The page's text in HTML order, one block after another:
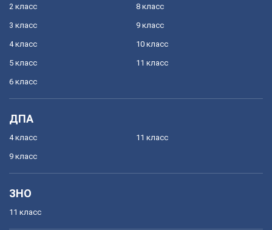
2 класс
3 класс
4 класс
5 класс
6 класс
8 класс
9 класс
10 класс
11 класс
ДПА
4 класс
9 класс
11 класс
ЗНО
11 класс